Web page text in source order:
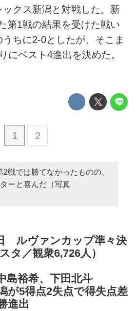
クス新潟と対戦した。新
第1戦の結果を受けた戦い
ちに2-0としたが、そこま
にベスト4進出を決めた。
1 2
2戦では勝てなかったものの、
ーと喜んだ（写真
ルヴァンカップ準々決
タ／観衆6,726人）
島裕希、下田北斗
が5得点2失点で得失点差
進出